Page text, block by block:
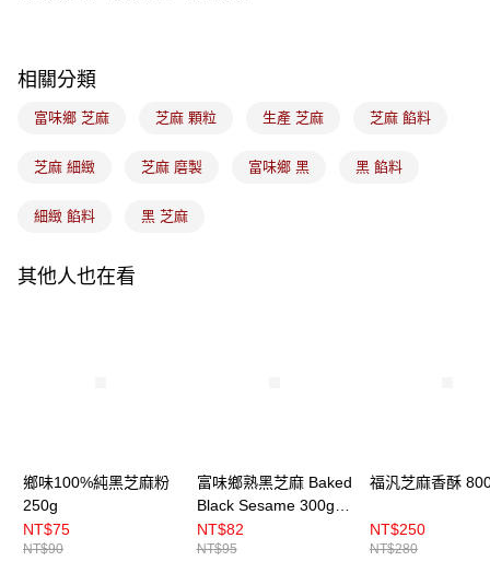
7-11取貨(5kg以內，尺寸不超過90cm)
每筆NT$100，滿NT$1,500(含以上)免運費
付款後門市自取
相關分類
富味鄉 芝麻 芝麻 顆粒 生產 芝麻 芝麻 餡料
芝麻 細緻 芝麻 磨製 富味鄉 黑 黑 餡料
細緻 餡料 黑 芝麻
其他人也在看
鄉味100%純黑芝麻粉
250g
NT$75
NT$90
富味鄉熟黑芝麻 Baked
Black Sesame 300g／
3kg
NT$82
NT$95
福汎芝麻香酥
NT$250
NT$280